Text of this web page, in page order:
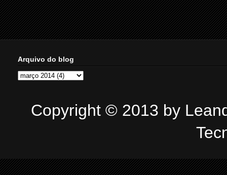
Arquivo do blog
Copyright © 2013 by